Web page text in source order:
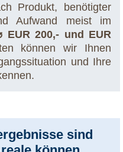
Produkt, benötigter
Aufwand meist im
EUR 200,- und EUR
können wir Ihnen
und Ihre
sind